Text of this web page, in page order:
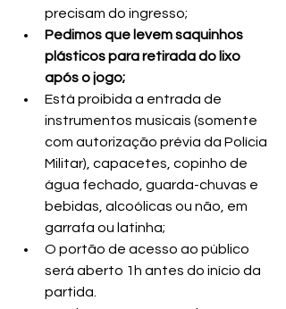
precisam do ingresso;
Pedimos que levem saquinhos
plásticos para retirada do lixo
após o jogo;
Está proibida a entrada de
instrumentos musicais (somente
com autorização prévia da Polícia
Militar), capacetes, copinho de
água fechado, guarda-chuvas e
bebidas, alcoólicas ou não, em
garrafa ou latinha;
O portão de acesso ao público
será aberto 1h antes do início da
partida.